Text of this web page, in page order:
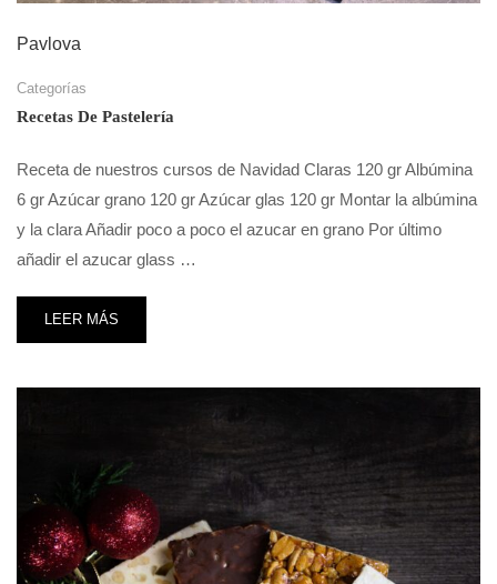
Pavlova
Categorías
Recetas De Pastelería
Receta de nuestros cursos de Navidad Claras 120 gr Albúmina
6 gr Azúcar grano 120 gr Azúcar glas 120 gr Montar la albúmina
y la clara Añadir poco a poco el azucar en grano Por último
añadir el azucar glass …
LEER MÁS